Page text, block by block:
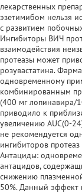
лекарственных
эзетимибом нельзя
с развитием
Ингибиторы ВИЧ
взаимодействия
протеазы может
розувастатина.
одновременному
комбинированным
(400 мг лопинавира/
приводило к
увеличению AUC(0-
не рекомендуется
ингибиторов
Антациды:
антацидов,
снижению
50%. Данный эффект